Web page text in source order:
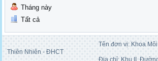
Tháng này
Tất cả
Tên đơn vị: Khoa Môi Trường
Thiên Nhiên - ĐHCT
Địa chỉ: Khu II, Đường 3/2, P.